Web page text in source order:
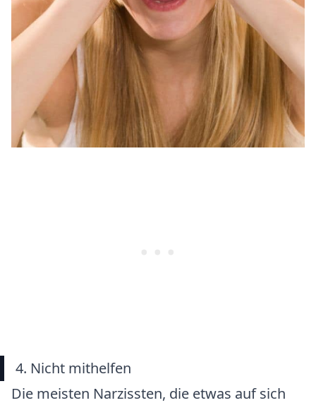
4. Nicht mithelfen
Die meisten Narzissten, die etwas auf sich